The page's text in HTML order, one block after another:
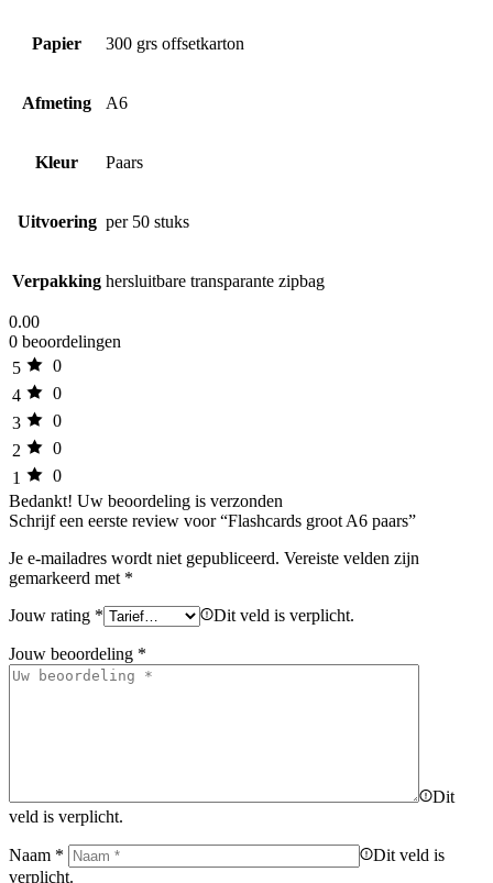
Papier 300 grs offsetkarton
Afmeting A6
Kleur Paars
Uitvoering per 50 stuks
Verpakking hersluitbare transparante zipbag
0.00
0 beoordelingen
5
0
4
0
3
0
2
0
1
0
Bedankt! Uw beoordeling is verzonden
Schrijf een eerste review voor “Flashcards groot A6 paars”
Je e-mailadres wordt niet gepubliceerd. Vereiste velden zijn
gemarkeerd met *
Jouw rating * Dit veld is verplicht.
Jouw beoordeling *
Dit
veld is verplicht.
Naam *
Dit veld is
verplicht.